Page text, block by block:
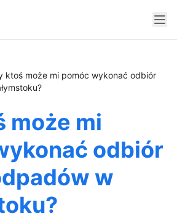
ktoś może mi pomóc wykonać odbiór
może mi
odbiór
w